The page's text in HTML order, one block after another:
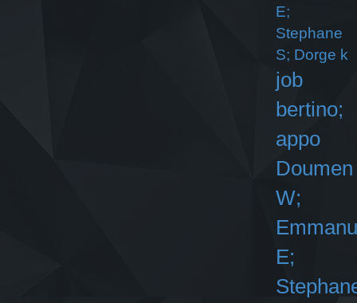
E;
Stephane
S; Dorge k
job
bertino;
appo
Doumen
W;
E;